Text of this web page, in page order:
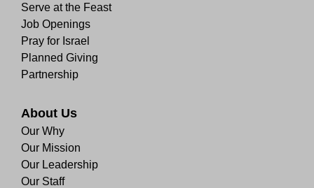
Serve at the Feast
Job Openings
Pray for Israel
Planned Giving
Partnership
About Us
Our Why
Our Mission
Our Leadership
Our Staff